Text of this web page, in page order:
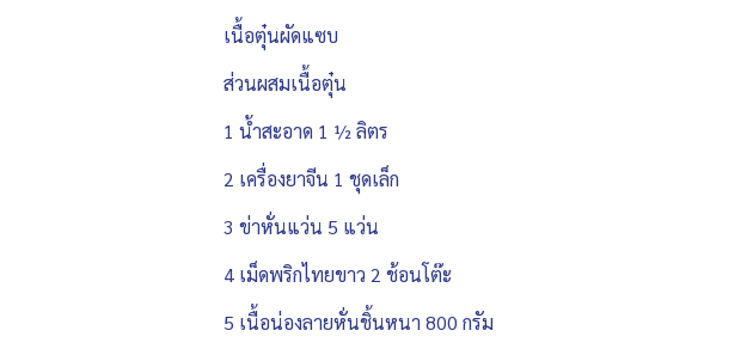
เนื้อตุ๋นผัดแซบ
ส่วนผสมเนื้อตุ๋น
1 น้ำสะอาด 1 ½ ลิตร
2 เครื่องยาจีน 1 ชุดเล็ก
3 ข่าหั่นแว่น 5 แว่น
4 เม็ดพริกไทยขาว 2 ช้อนโต๊ะ
5 เนื้อน่องลายหั่นชิ้นหนา 800 กรัม